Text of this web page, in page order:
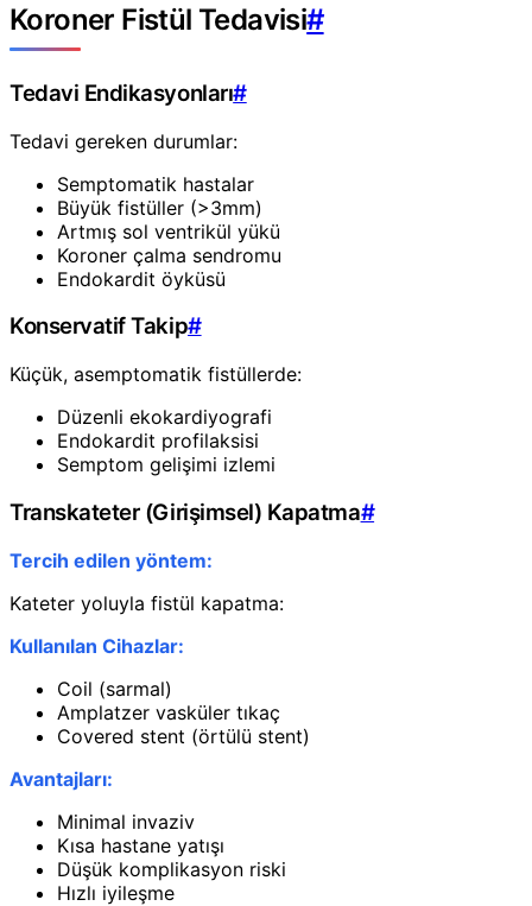
Koroner Fistül Tedavisi#
Tedavi Endikasyonları#
Tedavi gereken durumlar:
Semptomatik hastalar
Büyük fistüller (>3mm)
Artmış sol ventrikül yükü
Koroner çalma sendromu
Endokardit öyküsü
Konservatif Takip#
Küçük, asemptomatik fistüllerde:
Düzenli ekokardiyografi
Endokardit profilaksisi
Semptom gelişimi izlemi
Transkateter (Girişimsel) Kapatma#
Tercih edilen yöntem:
Kateter yoluyla fistül kapatma:
Kullanılan Cihazlar:
Coil (sarmal)
Amplatzer vasküler tıkaç
Covered stent (örtülü stent)
Avantajları:
Minimal invaziv
Kısa hastane yatışı
Düşük komplikasyon riski
Hızlı iyileşme